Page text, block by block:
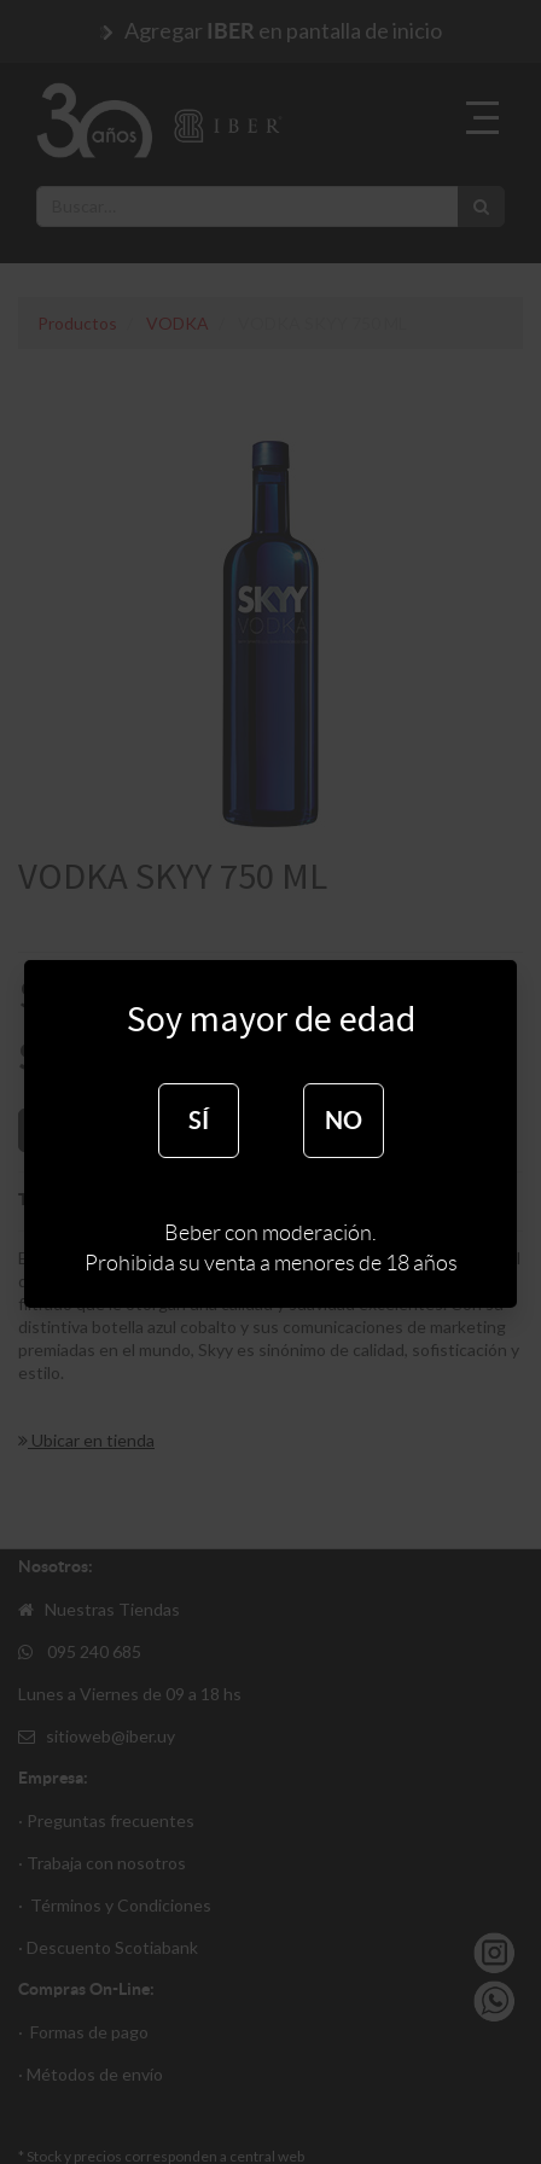
Agregar IBER en pantalla de inicio
Productos VODKA
VODKA SKYY 750 ML
$
$
AÑADIR AL CARRITO
TIPO DE ESPIRITUOSA
Es el líder de los vodka premium domésticos en Estados Unidos y el
quinto en el mundo. Deviene de un cuádruple destilado y triple
filtrado que le otorgan una calidad y suavidad excelentes. Con su
distintiva botella azul cobalto y sus comunicaciones de marketing
premiadas en el mundo, Skyy es sinónimo de calidad, sofisticación y
estilo.
Ubicar en tienda
Nosotros:
Nuestras Tiendas
095 240 685
Lunes a Viernes de 09 a 18 hs
sitioweb@iber.uy
Empresa:
· Preguntas frecuentes
· Trabaja con nosotros
· Términos y Condiciones
· Descuento Scotiabank
Compras On-Line:
· Formas de pago
· Métodos de envío
* Stock y precios corresponden a central web
Soy mayor de edad
SÍ NO
Beber con moderación.
Prohibida su venta a menores de 18 años